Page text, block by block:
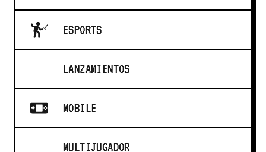
ESPORTS
LANZAMIENTOS
MOBILE
MULTIJUGADOR